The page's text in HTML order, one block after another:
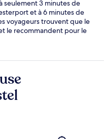
seulement 3 minutes de
et à 6 minutes de
voyageurs trouvent que le
le recommandent pour le